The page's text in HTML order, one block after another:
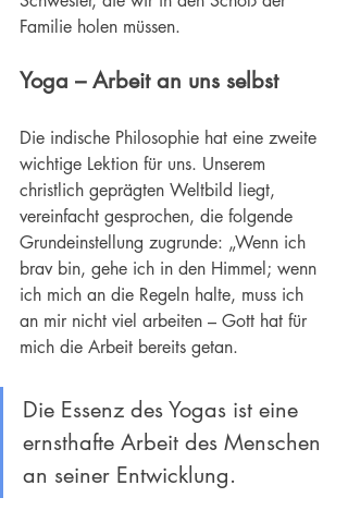
Familie holen müssen.
Yoga – Arbeit an uns selbst
Die indische Philosophie hat eine zweite
wichtige Lektion für uns. Unserem
christlich geprägten Weltbild liegt,
vereinfacht gesprochen, die folgende
Grundeinstellung zugrunde: „Wenn ich
brav bin, gehe ich in den Himmel; wenn
ich mich an die Regeln halte, muss ich
an mir nicht viel arbeiten – Gott hat für
mich die Arbeit bereits getan.
Die Essenz des Yogas ist eine
ernsthafte Arbeit des Menschen
an seiner Entwicklung.